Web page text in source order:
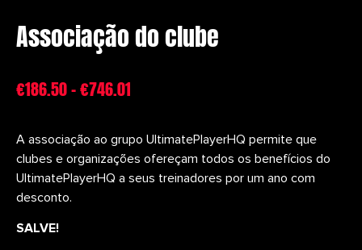
Associação do clube
€186.50–€746.01
A associação ao grupo UltimatePlayerHQ permite que
clubes e organizações ofereçam todos os benefícios do
UltimatePlayerHQ a seus treinadores por um ano com
desconto.
SALVE!